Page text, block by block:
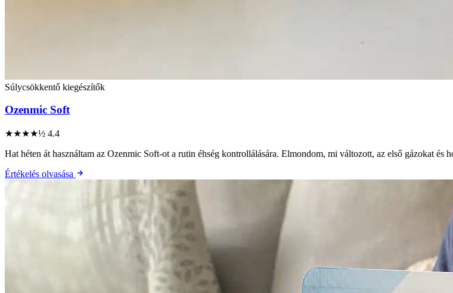
Súlycsökkentő kiegészítők
Ozenmic Soft
★★★★½ 4.4
Hat héten át használtam az Ozenmic Soft-ot a rutin éhség kontrollálására. Elmondom, mi változott, az első gázokat és
Értékelés olvasása